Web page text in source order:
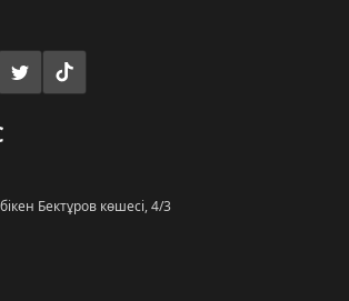
Бектұров көшесі, 4/3